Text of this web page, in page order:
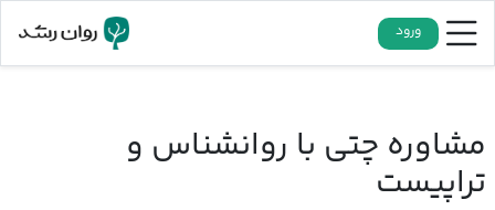
ورود
مشاوره چتی با روانشناس و
تراپیست